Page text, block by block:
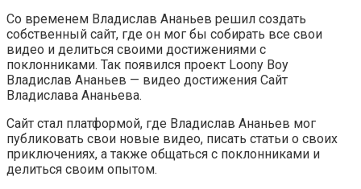
Со временем Владислав Ананьев решил создать
собственный сайт, где он мог бы собирать все свои
видео и делиться своими достижениями с
поклонниками. Так появился проект Loony Boy
Владислав Ананьев — видео достижения Сайт
Владислава Ананьева.
Сайт стал платформой, где Владислав Ананьев мог
публиковать свои новые видео, писать статьи о своих
приключениях, а также общаться с поклонниками и
делиться своим опытом.